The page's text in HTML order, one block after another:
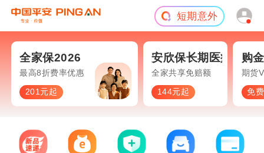
短期意外
旅游险
全家保2026
最高8折费率优惠
201元起
安欣保长期医疗
全家共享免赔额
144元起
购
期货
免